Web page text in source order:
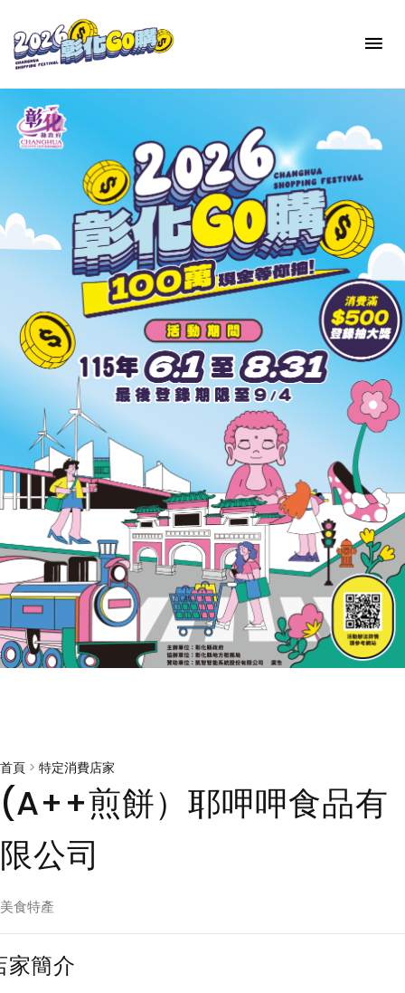
首頁 > 特定消費店家
(A++煎餅）耶呷呷食品有
限公司
美食特產
家簡介